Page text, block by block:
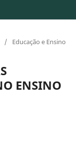
/ Educação e Ensino
ENSINO